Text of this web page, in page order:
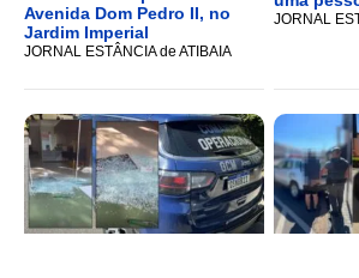
Avenida Dom Pedro II, no
Jardim Imperial
JORNAL ESTÂNCIA de ATIBAIA
JORNAL